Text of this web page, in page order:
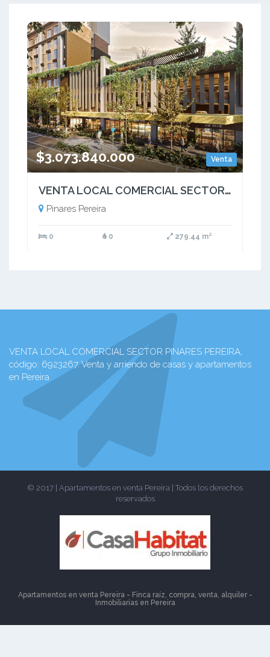
Venta
$3.073.840.000
VENTA LOCAL COMERCIAL SECTOR PINARES PEREIRA
Pinares Pereira
0 0 279.44 m²
VENTA LOCAL COMERCIAL SECTOR PINARES PEREIRA,
código: 6923267. Venta y arriendo de casas y apartamentos
en Pereira
© 2017 | Apartamentos en venta Pereira | Todos los derechos
reservados
Apartamentos en venta Pereira - Finca raíz, compra, venta, alquiler -
Inmobiliarias en Pereira